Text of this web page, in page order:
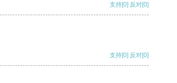
支持[0] 反对[0]
支持[0] 反对[0]